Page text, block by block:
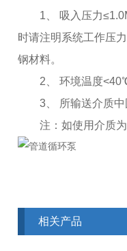
1、 吸入压力
时请注明系统工作压
钢材料。
2、 环境温度<40℃
3、 所输送介质中
注：如使用介质为
相关产品